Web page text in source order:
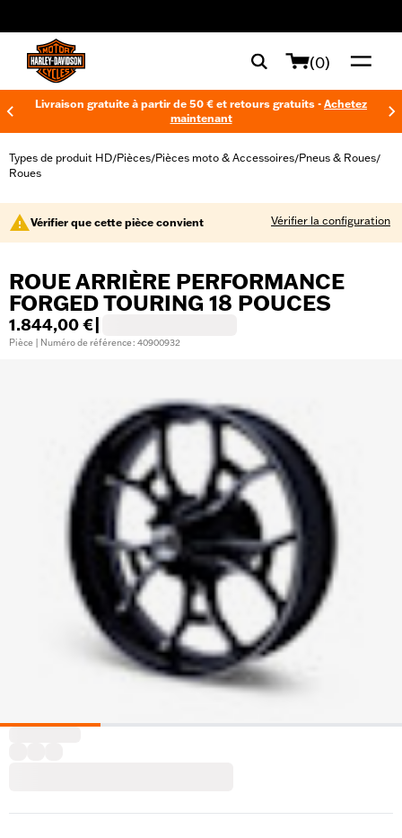
(0)
Livraison gratuite à partir de 50 € et retours gratuits - Achetez
maintenant
Types de produit HD/Pièces/Pièces moto & Accessoires/Pneus & Roues/
Roues
Vérifier que cette pièce convient Vérifier la configuration
ROUE ARRIÈRE PERFORMANCE
FORGED TOURING 18 POUCES
1.844,00 €
Pièce | Numéro de référence : 40900932